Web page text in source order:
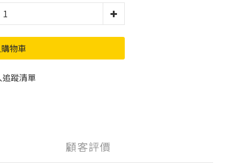
物車
追蹤清單
顧客評價